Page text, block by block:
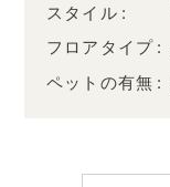
スタイル
フロアタイプ
ペットの有無